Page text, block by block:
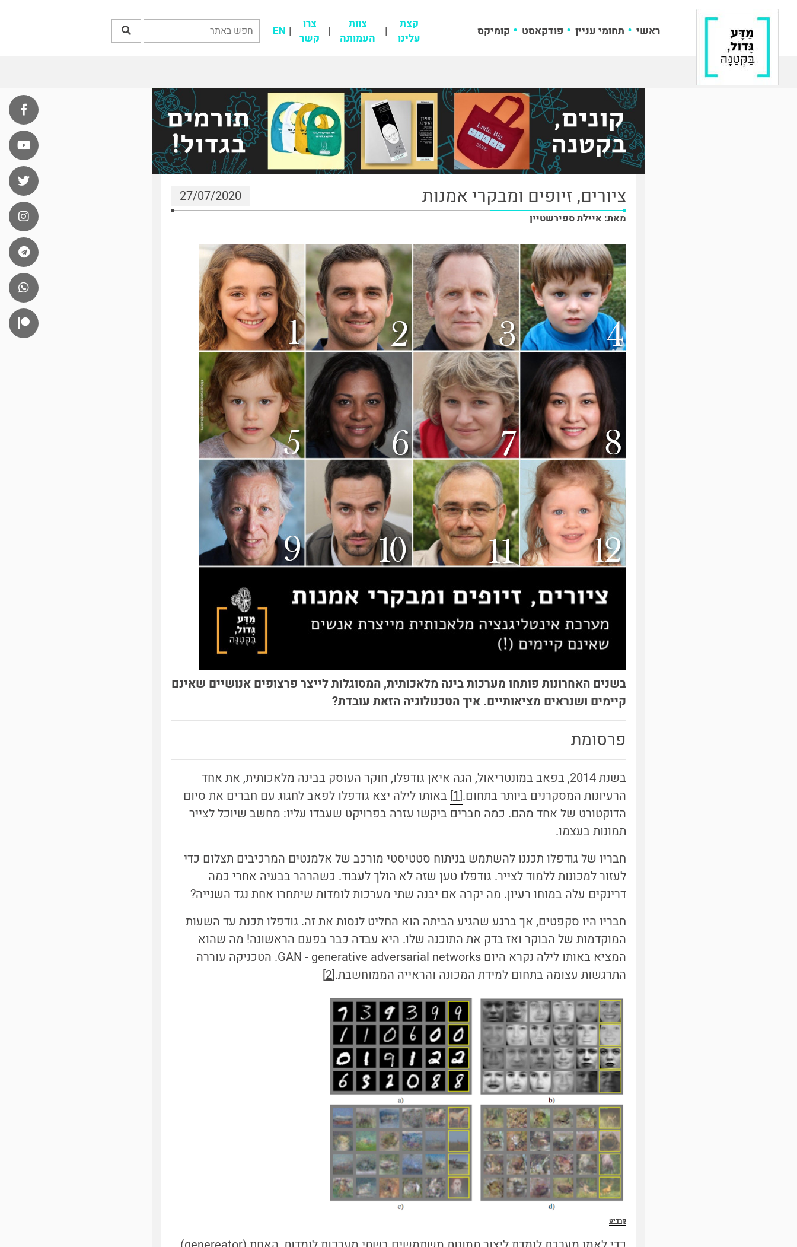
ראשי תחומי עניין פודקאסט קומיקס
קצת
עלינו
צוות
העמותה
צרו
קשר
EN
ציורים, זיופים ומבקרי אמנות 27/07/2020
מאת: איילת ספירשטיין
בשנים האחרונות פותחו מערכות בינה מלאכותית, המסוגלות לייצר פרצופים אנושיים שאינם
קיימים ושנראים מציאותיים. איך הטכנולוגיה הזאת עובדת?
פרסומת
בשנת 2014, בפאב במונטריאול, הגה איאן גודפלו, חוקר העוסק בבינה מלאכותית, את אחד
הרעיונות המסקרנים ביותר בתחום.[1]
באותו לילה יצא גודפלו לפאב לחגוג עם חברים את סיום
הדוקטורט של אחד מהם. כמה חברים ביקשו עזרה בפרויקט שעבדו עליו: מחשב שיוכל לצייר
תמונות בעצמו.
חבריו של גודפלו תכננו להשתמש בניתוח סטטיסטי מורכב של אלמנטים המרכיבים תצלום כדי
לעזור למכונות ללמוד לצייר. גודפלו טען שזה לא הולך לעבוד. כשהרהר בבעיה אחרי כמה
דרינקים עלה במוחו רעיון. מה יקרה אם יבנה שתי מערכות לומדות שיתחרו אחת נגד השנייה?
חבריו היו סקפטים, אך ברגע שהגיע הביתה הוא החליט לנסות את זה. גודפלו תכנת עד השעות
המוקדמות של הבוקר ואז בדק את התוכנה שלו. היא עבדה כבר בפעם הראשונה! מה שהוא
המציא באותו לילה נקרא היום GAN - generative adversarial networks. הטכניקה עוררה
התרגשות עצומה בתחום למידת המכונה והראייה הממוחשבת.
[2]
קרדיט